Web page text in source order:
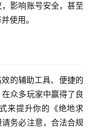
影响账号安全，甚至
使用。
的辅助工具、便捷的
众多玩家中赢得了良
来提升你的《绝地求
务必注意，合法合规